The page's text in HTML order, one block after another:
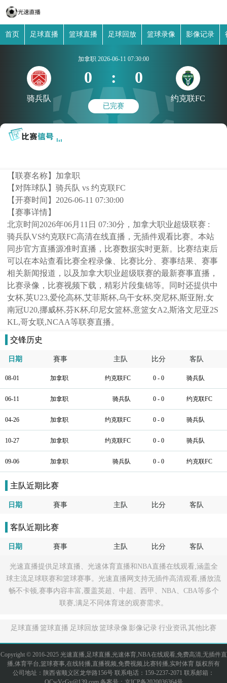
首页 足球直播 篮球直播 足球回放 篮球录像 影像记录
骑兵队
加拿职 2026-06-11 07:30:00
0 : 0
已完赛
约克联FC
【联赛名称】 加拿职
【对阵球队】骑兵队 vs 约克联FC
【开赛时间】 2026-06-11 07:30:00
【赛事详情】
北京时间2026年06月11日 07:30分，加拿大职业超级联赛 :
骑兵队VS约克联FC高清在线直播，无插件观看比赛。本站
同步官方直播源准时直播，比赛数据实时更新。比赛结束后
可以在本站查看比赛全程录像、比赛比分、赛事结果、赛事
相关新闻报道，以及加拿大职业超级联赛的最新赛事直播，
比赛录像，比赛视频下载，精彩片段集锦等。同时还提供中
女杯,英U23,爱伦高杯,艾菲斯杯,乌干女杯,突尼杯,斯亚附,女
南冠U20,挪威杯,芬K杯,印尼女篮杯,意篮女A2,斯洛文尼亚2S
KL,哥女联,NCAA等联赛直播。
交锋历史
日期 賽事 主队 比分 客队
08-01 加拿职 约克联FC 0 - 0 骑兵队
06-11 加拿职 骑兵队 0 - 0 约克联FC
04-26 加拿职 约克联FC 0 - 0 骑兵队
10-27 加拿职 约克联FC 0 - 0 骑兵队
09-06 加拿职 骑兵队 0 - 0 约克联FC
主队近期比赛
日期 賽事 主队 比分 客队
客队近期比赛
日期 賽事 主队 比分 客队
光速直播提供足球直播、光速体育直播和NBA直播在线观看,涵盖全
球主流足球联赛和篮球赛事。光速直播网支持无插件高清观看,播放流
畅不卡顿,赛事内容丰富,覆盖英超、中超、西甲、NBA、CBA等多个
联赛,满足不同体育迷的观赛需求。
足球直播 篮球直播 足球回放 篮球录像 影像记录 行业资讯其他比赛
Copyright © 2016-2025 光速直播,足球直播,光速体育,NBA在线观看,免费高清,无插件直
播,体育平台,篮球赛事,在线转播,直播视频,免费视频,比赛转播,实时体育 版权所有
公司地址：陕西省顺义区龙华路156号 联系电话：159-2237-2071 联系邮箱：